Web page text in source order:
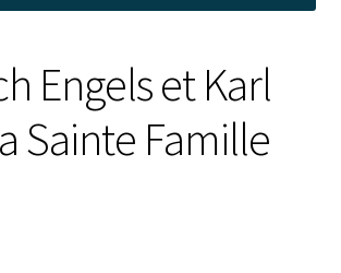
Engels et Karl
Sainte Famille